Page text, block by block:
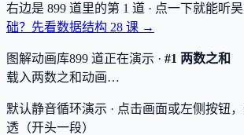
右边是 899 道里的第 1 道 · 点一下就能听
础？先看数据结构 28 课 →
图解动画库899 道正在演示 · #1 两数之和
载入两数之和动画…
默认静音循环演示 · 点击画面或左侧按钮
透（开头一段）